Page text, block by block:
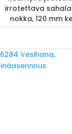
irrotettava
nokka, 120 mm